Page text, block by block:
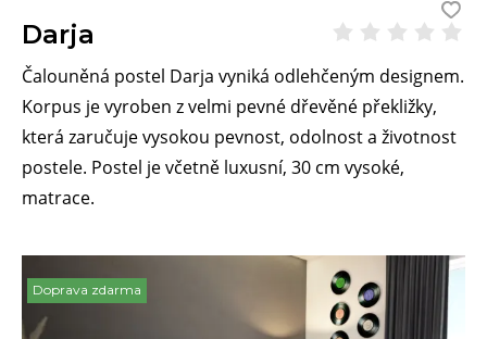
Darja
Čalouněná postel Darja vyniká odlehčeným designem.
Korpus je vyroben z velmi pevné dřevěné překližky,
která zaručuje vysokou pevnost, odolnost a životnost
postele. Postel je včetně luxusní, 30 cm vysoké,
matrace.
Doprava zdarma